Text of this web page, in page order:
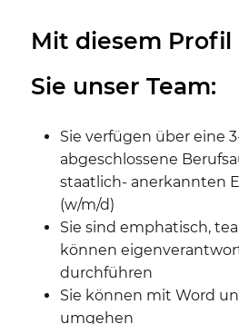
Mit diesem Profil
Sie unser Team:
Sie verfügen über eine
abgeschlossene
staatlich- anerkannten
(w/m/d)
Sie sind emphatisch,
können
durchführen
Sie können mit Word
umgehen